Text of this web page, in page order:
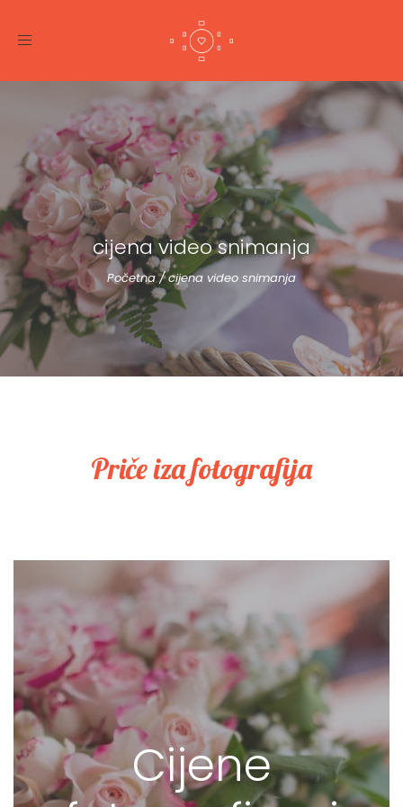
Toggle
cijena video snimanja
Početna/cijena video snimanja
Priče iza fotografija
Cijene